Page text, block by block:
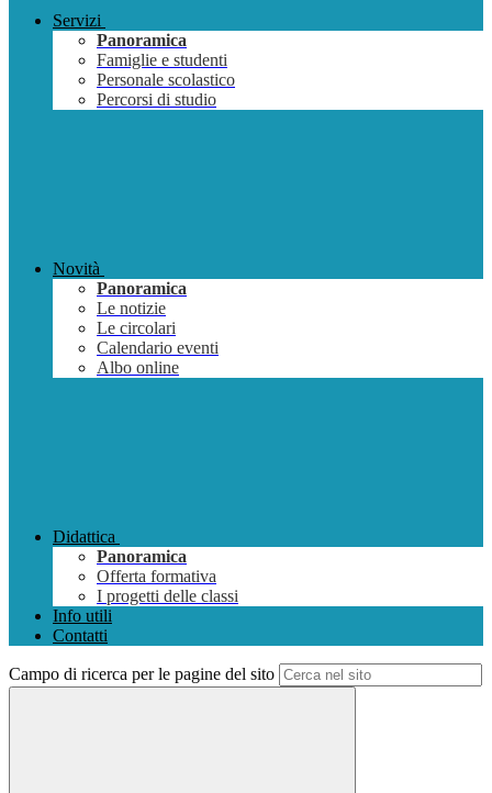
Servizi
Panoramica
Famiglie e studenti
Personale scolastico
Percorsi di studio
Novità
Panoramica
Le notizie
Le circolari
Calendario eventi
Albo online
Didattica
Panoramica
Offerta formativa
I progetti delle classi
Info utili
Contatti
Campo di ricerca per le pagine del sito